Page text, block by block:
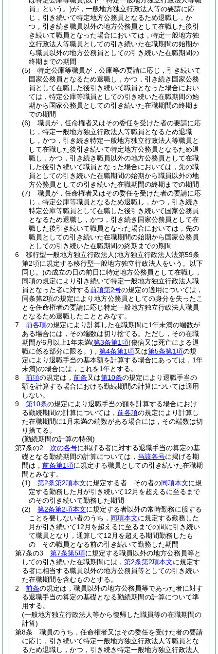
員」という。)が，一般地方独立行政法人等の要請に応
じ，引き続いて特定地方公務員となるため退職し，か
つ，引き続き職員以外の地方公務員として在職した後引
き続いて職員となった場合においては，特定一般地方独
立行政法人等職員としての引き続いた在職期間の始期か
ら職員以外の地方公務員としての引き続いた在職期間の
終期までの期間
(5)
特定公庫等職員が，公庫等の要請に応じ，引き続いて
国家公務員となるため退職し，かつ，引き続き国家公務
員として在職した後引き続いて職員となった場合におい
ては，特定公庫等職員としての引き続いた在職期間の始
期から国家公務員としての引き続いた在職期間の終期ま
での期間
(6)
職員が，任命権者又はその委任を受けた者の要請に応
じ，特定一般地方独立行政法人等職員となるため退職
し，かつ，引き続き特定一般地方独立行政法人等職員と
して在職した後引き続いて特定地方公務員となるため退
職し，かつ，引き続き職員以外の地方公務員として在職
した後引き続いて職員となった場合においては，先の職
員としての引き続いた在職期間の始期から職員以外の地
方公務員としての引き続いた在職期間の終期までの期間
(7)
職員が，任命権者又はその委任を受けた者の要請に応
じ，特定公庫等職員となるため退職し，かつ，引き続き
特定公庫等職員として在職した後引き続いて国家公務員
となるため退職し，かつ，引き続き国家公務員として在
職した後引き続いて職員となった場合においては，先の
職員としての引き続いた在職期間の始期から国家公務員
としての引き続いた在職期間の終期までの期間
6
移行型一般地方独立行政法人(地方独立行政法人法第59条
第2項に規定する移行型一般地方独立行政法人をいう。以下
同じ。)の成立の日の前日に特定地方公務員として在職し，
同項の規定により引き続いて特定一般地方独立行政法人職
員となった者に対する前項第2号の規定の適用については，
同条第2項の規定により地方公務員としての身分を失ったこ
とを任命権者の要請に応じ特定一般地方独立行政法人職員
となるため退職したこととみなす。
7
前各項の規定により計算した在職期間に1年未満の端数が
ある場合には，その端数は切り捨てる。 ただし，その在職
期間が6月以上1年未満(第3条第1項(傷病又は死亡による退
職に係る部分に限る。) ， 第4条第1項又は第5条第1項の規
定により退職手当の基本額を計算する場合にあっては，1年
未満)の場合には，これを1年とする。
8
前項の規定は， 前条又は第10条の規定により退職手当の
額を計算する場合における勤続期間の計算については適用
しない。
9
第10条の規定により退職手当の額を計算する場合におけ
る勤続期間の計算については， 前各項の規定により計算し
た在職期間に1月未満の端数がある場合には，その端数は切
り捨てる。
(勤続期間の計算の特例)
第7条の2
次の各号に掲げる者に対する退職手当の算定の基
礎となる勤続期間の計算については， 当該各号に掲げる期
間は， 前条第1項に規定する職員としての引き続いた在職期
間とみなす。
(1)
第2条第2項本文に規定する者 その者の同項本文に規
定する勤務した月が引き続いて12月を超えるに至るまで
のその引き続いて勤務した期間
(2)
第2条第2項本文に規定する者以外の常時勤務に服する
ことを要しない者のうち， 同項本文に規定する勤務した
月が引き続いて12月を超えるに至るまでの間に引き続い
て職員となり，通算して12月を超える期間勤務したも
の その職員となる前の引き続いて勤務した期間
第7条の3
第7条第5項に規定する職員以外の地方公務員等と
しての引き続いた在職期間には， 第2条第2項本文に規定す
る者に相当する職員以外の地方公務員等としての引き続い
た在職期間を含むものとする。
2
前条の規定は，職員以外の地方公務員等であった者に対す
る退職手当の算定の基礎となる勤続期間の計算について準
用する。
(一般地方独立行政法人等から復帰した職員等の在職期間の
計算)
第8条
職員のうち，任命権者又はその委任を受けた者の要請
に応じ，引き続いて特定一般地方独立行政法人等職員とな
るため退職し，かつ，引き続き特定一般地方独立行政法人